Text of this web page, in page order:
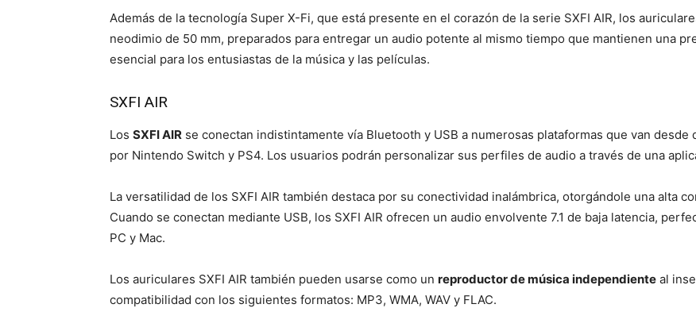
Además de la tecnología Super X-Fi, que está presente en el corazón de la serie SXFI AIR, los
neodimio de 50 mm, preparados para entregar un audio potente al mismo tiempo que mantienen una
esencial para los entusiastas de la música y las películas.
SXFI AIR
Los SXFI AIR se conectan indistintamente vía Bluetooth y USB a numerosas plataformas que van desde
por Nintendo Switch y PS4. Los usuarios podrán personalizar sus perfiles de audio a través de una
La versatilidad de los SXFI AIR también destaca por su conectividad inalámbrica, otorgándole una alta
Cuando se conectan mediante USB, los SXFI AIR ofrecen un audio envolvente 7.1 de baja latencia,
PC y Mac.
Los auriculares SXFI AIR también pueden usarse como un reproductor de música independiente al
compatibilidad con los siguientes formatos: MP3, WMA, WAV y FLAC.